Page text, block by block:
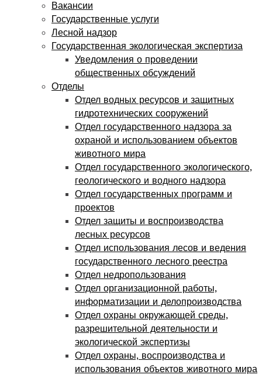
Вакансии
Государственные услуги
Лесной надзор
Государственная экологическая экспертиза
Уведомления о проведении
общественных обсуждений
Отделы
Отдел водных ресурсов и защитных
гидротехнических сооружений
Отдел государственного надзора за
охраной и использованием объектов
животного мира
Отдел государственного экологического,
геологического и водного надзора
Отдел государственных программ и
проектов
Отдел защиты и воспроизводства
лесных ресурсов
Отдел использования лесов и ведения
государственного лесного реестра
Отдел недропользования
Отдел организационной работы,
информатизации и делопроизводства
Отдел охраны окружающей среды,
разрешительной деятельности и
экологической экспертизы
Отдел охраны, воспроизводства и
использования объектов животного мира